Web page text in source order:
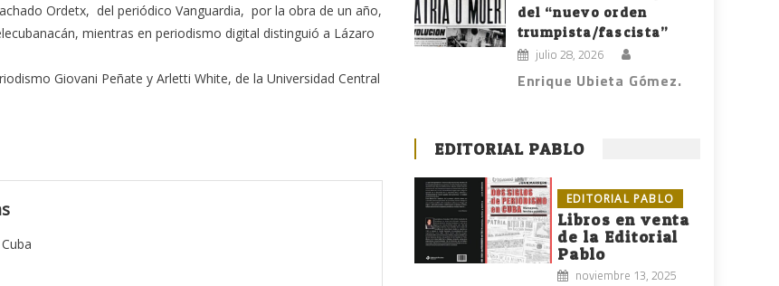
Ordetx, del periódico Vanguardia, por la obra de un año,
mientras en periodismo digital distinguió a Lázaro
Giovani Peñate y Arletti White, de la Universidad Central
del “nuevo orden
trumpista/fascista”
julio 28, 2026
Enrique Ubieta Gómez.
EDITORIAL PABLO
EDITORIAL PABLO
Libros en venta
de la Editorial
Pablo
noviembre 13, 2025